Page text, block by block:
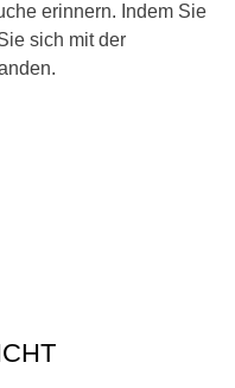
erinnern. Indem Sie
sich mit der